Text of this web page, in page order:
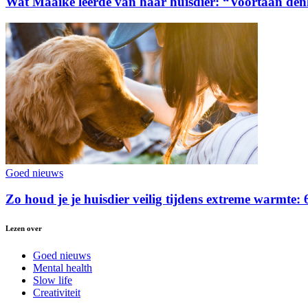
Goed nieuws
Zo houd je je huisdier veilig tijdens extreme warmte:
Lezen over
Goed nieuws
Mental health
Slow life
Creativiteit